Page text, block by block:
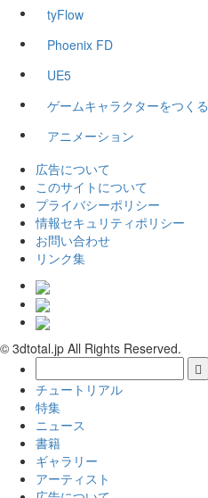
tyFlow
Phoenix FD
UE5
ゲームキャラクターをつくる
アニメーション
広告について
このサイトについて
プライバシーポリシー
情報セキュリティポリシー
お問い合わせ
リンク集
© 3dtotal.jp All Rights Reserved.
チュートリアル
特集
ニュース
書籍
ギャラリー
アーティスト